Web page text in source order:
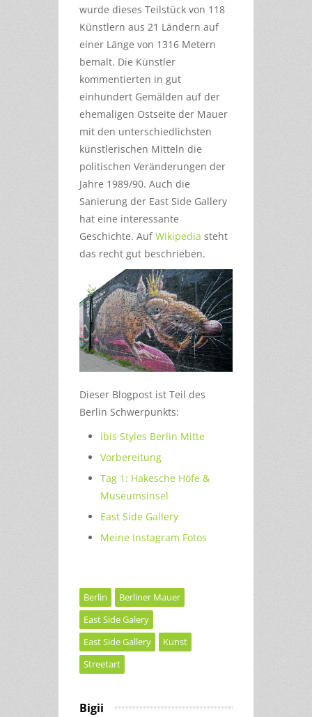
wurde dieses Teilstück von 118
Künstlern aus 21 Ländern auf
einer Länge von 1316 Metern
bemalt. Die Künstler
kommentierten in gut
einhundert Gemälden auf der
ehemaligen Ostseite der Mauer
mit den unterschiedlichsten
künstlerischen Mitteln die
politischen Veränderungen der
Jahre 1989/90. Auch die
Sanierung der East Side Gallery
hat eine interessante
Geschichte. AufWikipedia steht
das recht gut beschrieben.
Dieser Blogpost ist Teil des
Berlin Schwerpunkts:
ibis Styles Berlin Mitte
Vorbereitung
Tag 1: Hakesche Höfe &
Museumsinsel
East Side Gallery
Meine Instagram Fotos
Berlin
Berliner Mauer
East Side Galery
East Side Gallery
Kunst
Streetart
Bigii